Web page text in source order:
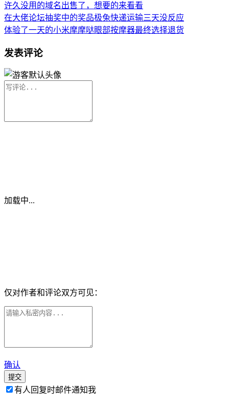
许久没用的域名出售了，想要的来看看
在大佬论坛抽奖中的奖品极兔快递运输三天没反应
体验了一天的小米摩摩哒眼部按摩器最终选择退货
发表评论
加载中...
仅对作者和评论双方可见：
确认
提交
有人回复时邮件通知我